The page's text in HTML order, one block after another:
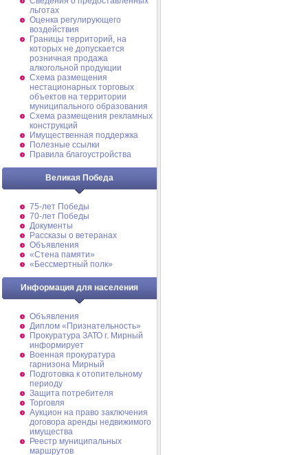
льготах
Оценка регулирующего
воздействия
Границы территорий, на
которых не допускается
розничная продажа
алкогольной продукции
Схема размещения
нестационарных торговых
объектов на территории
муниципального образования
Схема размещения рекламных
конструкций
Имущественная поддержка
Полезные ссылки
Правила благоустройства
Великая Победа
75-лет Победы
70-лет Победы
Документы
Рассказы о ветеранах
Объявления
«Стена памяти»
«Бессмертный полк»
Информация для населения
Объявления
Диплом «Признательность»
Прокуратура ЗАТО г. Мирный
информирует
Военная прокуратура
гарнизона Мирный
Подготовка к отопительному
периоду
Защита потребителя
Торговля
Аукцион на право заключения
договора аренды недвижимого
имущества
Реестр муниципальных
маршрутов